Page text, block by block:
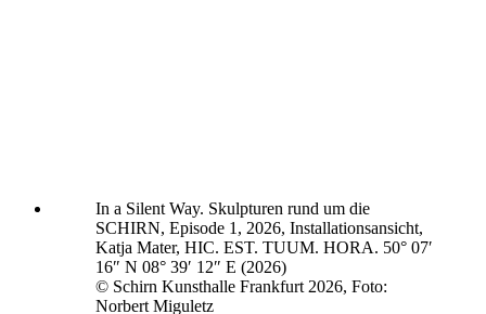
In a Silent Way. Skulpturen rund um die
SCHIRN, Episode 1, 2026, Installationsansicht,
Katja Mater, HIC. EST. TUUM. HORA. 50° 07′
16″ N 08° 39′ 12″ E (2026)
© Schirn Kunsthalle Frankfurt 2026, Foto:
Norbert Miguletz